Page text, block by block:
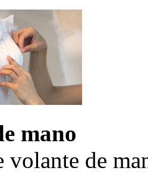
mano
volante de